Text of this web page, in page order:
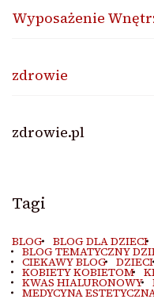
Wyposażenie
zdrowie
zdrowie.pl
Tagi
BLOG BLOG DLA DZIECI
BLOG TEMATYCZNY
CIEKAWY BLOG DZIECI
KOBIETY KOBIETOM
KWAS HIALURONOWY
MEDYCYNA